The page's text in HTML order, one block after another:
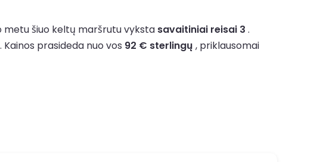
metu šiuo keltų maršrutu vyksta savaitiniai reisai 3 .
. Kainos prasideda nuo vos 92 € sterlingų , priklausomai